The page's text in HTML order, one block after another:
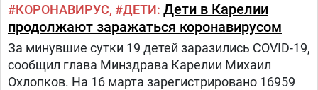
КОРОНАВИРУС ДЕТИ Дети в Карелии
продолжают заражаться коронавирусом
За минувшие сутки 19 детей заразились COVID-19,
сообщил глава Минздрава Карелии Михаил
Охлопков. На 16 марта зарегистрировано 16959